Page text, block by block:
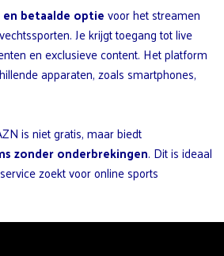
en betaalde optievoor het streamen
Je krijgt toegang tot live
en exclusieve content. Het platform
apparaten, zoals smartphones,
is niet gratis, maar biedt
zonder onderbrekingen. Dit is ideaal
zoekt voor online sports